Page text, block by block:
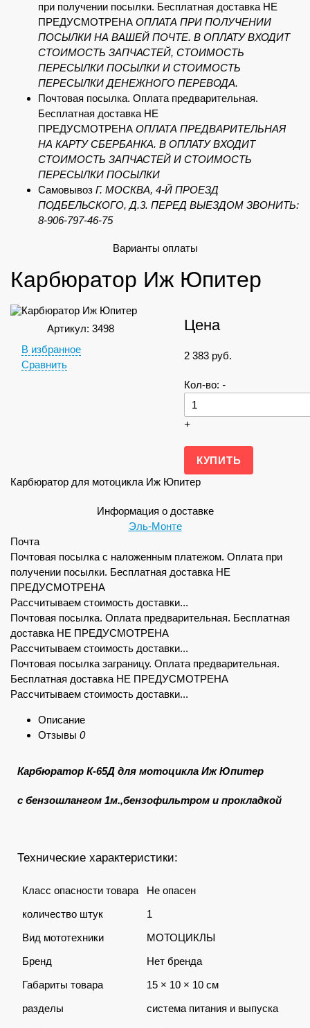
при получении посылки. Бесплатная доставка НЕ
ПРЕДУСМОТРЕНА ОПЛАТА ПРИ ПОЛУЧЕНИИ
ПОСЫЛКИ НА ВАШЕЙ ПОЧТЕ. В ОПЛАТУ ВХОДИТ
СТОИМОСТЬ ЗАПЧАСТЕЙ, СТОИМОСТЬ
ПЕРЕСЫЛКИ ПОСЫЛКИ И СТОИМОСТЬ
ПЕРЕСЫЛКИ ДЕНЕЖНОГО ПЕРЕВОДА.
Почтовая посылка. Оплата предварительная.
Бесплатная доставка НЕ
ПРЕДУСМОТРЕНА ОПЛАТА ПРЕДВАРИТЕЛЬНАЯ
НА КАРТУ СБЕРБАНКА. В ОПЛАТУ ВХОДИТ
СТОИМОСТЬ ЗАПЧАСТЕЙ И СТОИМОСТЬ
ПЕРЕСЫЛКИ ПОСЫЛКИ
Самовывоз Г. МОСКВА, 4-Й ПРОЕЗД
ПОДБЕЛЬСКОГО, Д.3. ПЕРЕД ВЫЕЗДОМ ЗВОНИТЬ:
8-906-797-46-75
Варианты оплаты
Карбюратор Иж Юпитер
Артикул: 3498
В избранное
Сравнить
Цена
2 383 руб.
Кол-во: -
+
Карбюратор для мотоцикла Иж Юпитер
Информация о доставке
Эль-Монте
Почта
Почтовая посылка с наложенным платежом. Оплата при
получении посылки. Бесплатная доставка НЕ
ПРЕДУСМОТРЕНА
Рассчитываем стоимость доставки...
Почтовая посылка. Оплата предварительная. Бесплатная
доставка НЕ ПРЕДУСМОТРЕНА
Рассчитываем стоимость доставки...
Почтовая посылка заграницу. Оплата предварительная.
Бесплатная доставка НЕ ПРЕДУСМОТРЕНА
Рассчитываем стоимость доставки...
Описание
Отзывы 0
Карбюратор К-65Д для мотоцикла Иж Юпитер
с бензошлангом 1м.,бензофильтром и прокладкой
Технические характеристики:
Класс опасности товара
Не опасен
количество штук
1
Вид мототехники
МОТОЦИКЛЫ
Бренд
Нет бренда
Габариты товара
15 × 10 × 10 см
разделы
система питания и выпуска